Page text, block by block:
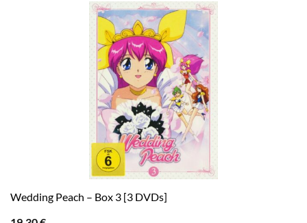
Wedding Peach – Box 3 [3 DVDs]